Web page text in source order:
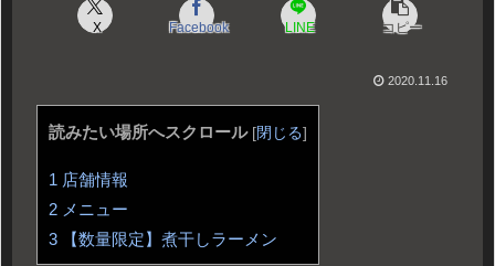
X Facebook LINE コピー
2020.11.16
読みたい場所へスクロール [閉じる]
1 店舗情報
2 メニュー
3 【数量限定】煮干しラーメン